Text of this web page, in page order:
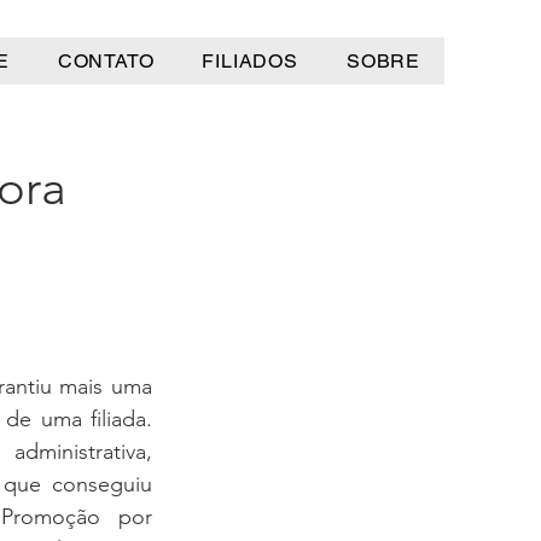
CONTATO FILIADOS SOBRE
mais uma
uma filiada.
conseguiu
por